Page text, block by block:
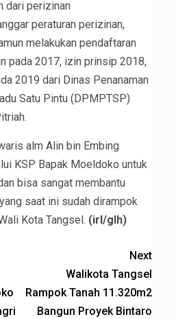
dari perizinan
peraturan perizinan,
melakukan pendaftaran
pada 2017, izin prinsip 2018,
2019 dari Dinas Penanaman
Satu Pintu (DPMPTSP)
alm Alin bin Embing
KSP Bapak Moeldoko untuk
bisa sangat membantu
saat ini sudah dirampok
Kota Tangsel. (irl/glh)
Next
Walikota Tangsel
Rampok Tanah 11.320m2
Bangun Proyek Bintaro